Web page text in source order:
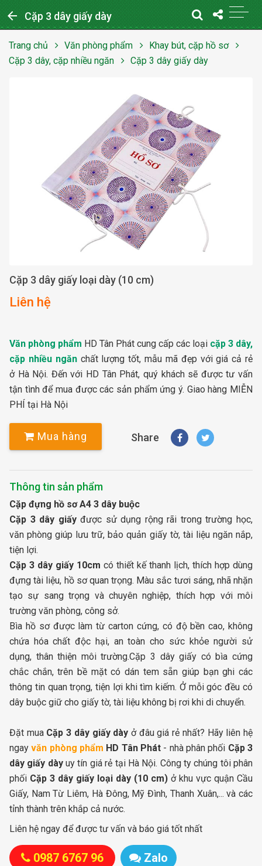
arrow_back Cặp 3 dây giấy dày
Trang chủ Văn phòng phẩm
Khay bút, cặp hồ sơ
Cặp 3 dây, cặp nhiều ngăn
Cặp 3 dây giấy dày
Cặp 3 dây giấy loại dày (10 cm)
Liên hệ
Văn phòng phẩm HD Tân Phát cung cấp các loại cặp 3 dây,
cặp nhiều ngănchất lượng tốt, mẫu mã đẹp với giá cả rẻ
ở Hà Nội. Đến với HD Tân Phát, quý khách sẽ được tư vấn
tận tình để mua được các sản phẩm ứng ý. Giao hàng MIỄN
PHÍ tại Hà Nội
Mua hàng Share
Thông tin sản phẩm
Cặp đựng hồ sơ A4 3 dây buộc
Cặp 3 dây giấyđược sử dụng rộng rãi trong trường học,
văn phòng giúp lưu trữ, bảo quản giấy tờ, tài liệu ngăn nắp,
tiện lợi.
Cặp 3 dây giấy 10cm có thiết kế thanh lịch, thích hợp dùng
đựng tài liệu, hồ sơ quan trọng. Màu sắc tươi sáng, nhã nhặn
tạo sự sang trọng và chuyên nghiệp, thích hợp với môi
trường văn phòng, công sở.
Bìa hồ sơ được làm từ carton cứng, có độ bền cao, không
chứa hóa chất độc hại, an toàn cho sức khỏe người sử
dụng, thân thiện môi trường.Cặp 3 dây giấy có bìa cứng
chắc chắn, trên bề mặt có dán tem sẵn giúp bạn ghi các
thông tin quan trọng, tiện lợi khi tìm kiếm. Ở mỗi góc đều có
dây buộc giữ cho giấy tờ, tài liệu không bị rơi khi di chuyển.
Đặt mua Cặp 3 dây giấy dày ở đâu giá rẻ nhất? Hãy liên hệ
ngayvăn phòng phẩm HD Tân Phát - nhà phân phối Cặp 3
dây giấy dàyuy tín giá rẻ tại Hà Nội. Công ty chúng tôi phân
phối Cặp 3 dây giấy loại dày (10 cm) ở khu vực quận Cầu
Giấy, Nam Từ Liêm, Hà Đông, Mỹ Đình, Thanh Xuân,... và các
tỉnh thành trên khắp cả nước.
Liên hệ ngay để được tư vấn và báo giá tốt nhất
0987 6767 96 Zalo